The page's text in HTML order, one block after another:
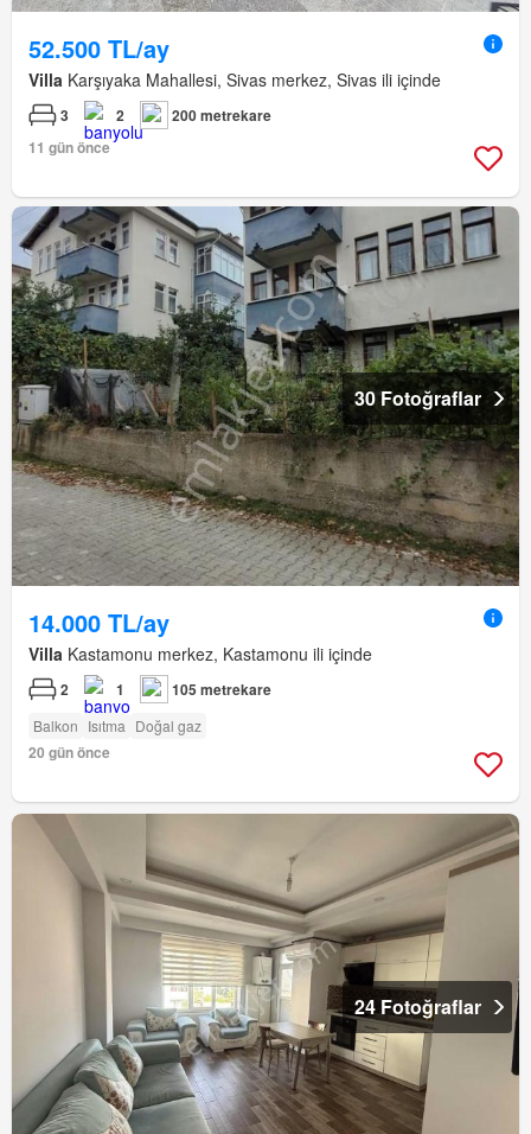
52.500 TL/ay
Villa Karşıyaka Mahallesi, Sivas merkez, Sivas ili içinde
3 2
200 metrekare
11 gün önce
30 Fotoğraflar
14.000 TL/ay
Villa Kastamonu merkez, Kastamonu ili içinde
2 1 105 metrekare
Balkon Isıtma Doğal gaz
20 gün önce
24 Fotoğraflar